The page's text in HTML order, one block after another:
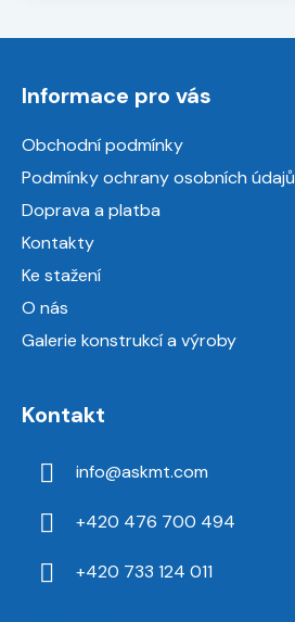
Informace pro vás
Obchodní podmínky
Podmínky ochrany osobních údajů
Doprava a platba
Kontakty
Ke stažení
O nás
Galerie konstrukcí a výroby
Kontakt
info@askmt.com
+420 476 700 494
+420 733 124 011